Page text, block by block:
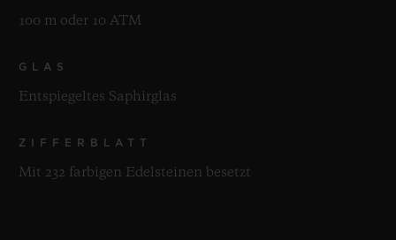
100 m oder 10 ATM
GLAS
Entspiegeltes Saphirglas
ZIFFERBLATT
Mit 232 farbigen Edelsteinen besetzt